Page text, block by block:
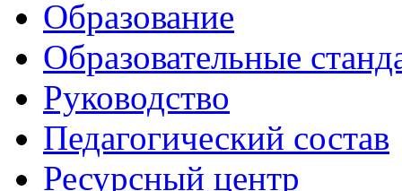
Образование
Образовательные
Руководство
Педагогический состав
Ресурсный центр